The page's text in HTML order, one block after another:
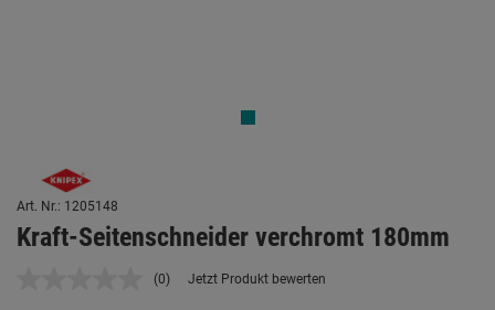
Art. Nr.: 1205148
Kraft-Seitenschneider verchromt 180mm
Kein
(0) Jetzt Produkt bewerten